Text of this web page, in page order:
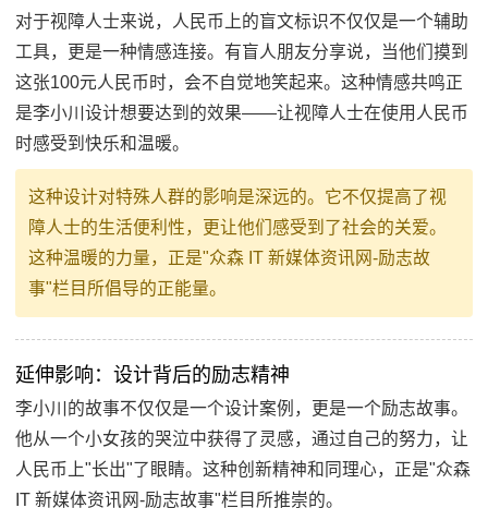
对于视障人士来说，人民币上的盲文标识不仅仅是一个辅助
工具，更是一种情感连接。有盲人朋友分享说，当他们摸到
这张100元人民币时，会不自觉地笑起来。这种情感共鸣正
是李小川设计想要达到的效果——让视障人士在使用人民币
时感受到快乐和温暖。
这种设计对特殊人群的影响是深远的。它不仅提高了视
障人士的生活便利性，更让他们感受到了社会的关爱。
这种温暖的力量，正是"众森 IT 新媒体资讯网-励志故
事"栏目所倡导的正能量。
延伸影响：设计背后的励志精神
李小川的故事不仅仅是一个设计案例，更是一个励志故事。
他从一个小女孩的哭泣中获得了灵感，通过自己的努力，让
人民币上"长出"了眼睛。这种创新精神和同理心，正是"众森
IT 新媒体资讯网-励志故事"栏目所推崇的。